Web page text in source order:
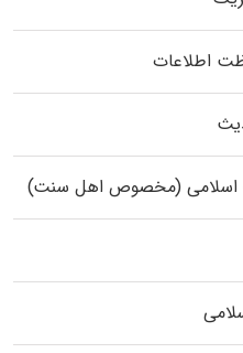
اطلاعات
اسلامی (مخصوص اهل سنت)